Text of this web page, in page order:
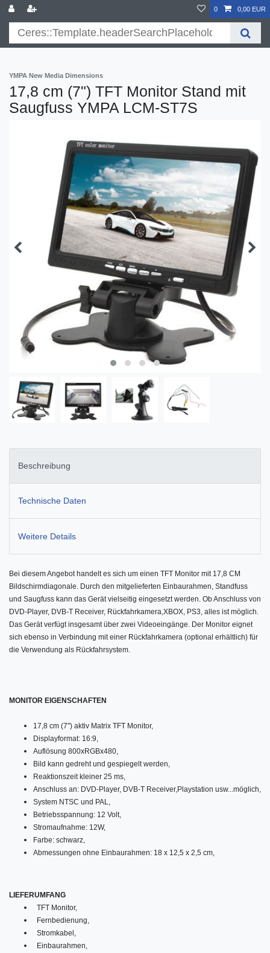
0 0,00 EUR
YMPA New Media Dimensions
17,8 cm (7") TFT Monitor Stand mit
Saugfuss YMPA LCM-ST7S
Beschreibung
Technische Daten
Weitere Details
Bei diesem Angebot handelt es sich um einen TFT Monitor mit 17,8 CM
Bildschirmdiagonale. Durch den mitgelieferten Einbaurahmen, Standfuss
und Saugfuss kann das Gerät vielseitig eingesetzt werden. Ob Anschluss von
DVD-Player, DVB-T Receiver, Rückfahrkamera,XBOX, PS3, alles ist möglich.
Das Gerät verfügt insgesamt über zwei Videoeingänge. Der Monitor eignet
sich ebenso in Verbindung mit einer Rückfahrkamera (optional erhältlich) für
die Verwendung als Rückfahrsystem.
MONITOR EIGENSCHAFTEN
17,8 cm (7") aktiv Matrix TFT Monitor,
Displayformat: 16:9,
Auflösung 800xRGBx480,
Bild kann gedreht und gespiegelt werden,
Reaktionszeit kleiner 25 ms,
Anschluss an: DVD-Player, DVB-T Receiver,Playstation usw...möglich,
System NTSC und PAL,
Betriebsspannung: 12 Volt,
Stromaufnahme: 12W,
Farbe: schwarz,
Abmessungen ohne Einbaurahmen: 18 x 12,5 x 2,5 cm,
LIEFERUMFANG
TFT Monitor,
Fernbedienung,
Stromkabel,
Einbaurahmen,